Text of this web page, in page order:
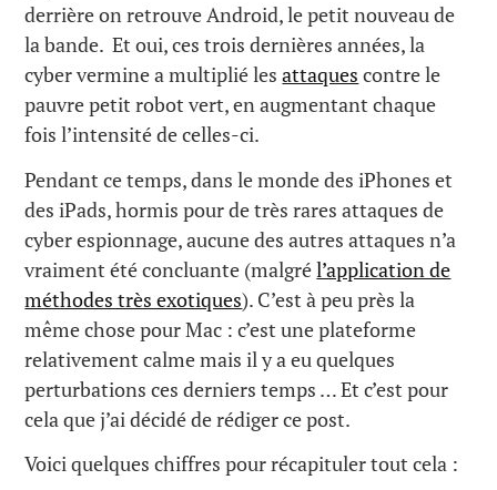
derrière on retrouve Android, le petit nouveau de
la bande. Et oui, ces trois dernières années, la
cyber vermine a multiplié lesattaques contre le
pauvre petit robot vert, en augmentant chaque
fois l’intensité de celles-ci.
Pendant ce temps, dans le monde des iPhones et
des iPads, hormis pour de très rares attaques de
cyber espionnage, aucune des autres attaques n’a
vraiment été concluante (malgrél’application de
méthodes très exotiques). C’est à peu près la
même chose pour Mac : c’est une plateforme
relativement calme mais il y a eu quelques
perturbations ces derniers temps … Et c’est pour
cela que j’ai décidé de rédiger ce post.
Voici quelques chiffres pour récapituler tout cela :